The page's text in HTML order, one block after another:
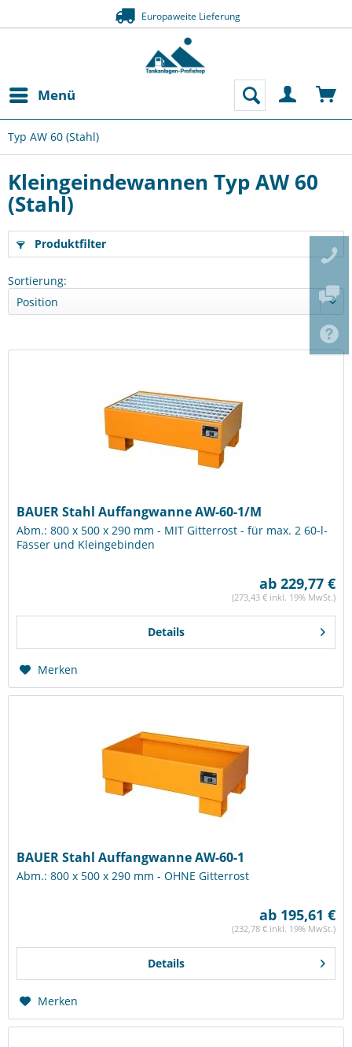
Europaweite Lieferung
Menü
Typ AW 60 (Stahl)
Kleingeindewannen Typ AW 60
(Stahl)
Produktfilter
Sortierung:
BAUER Stahl Auffangwanne AW-60-1/M
Abm.: 800 x 500 x 290 mm - MIT Gitterrost - für max. 2 60-l-
Fässer und Kleingebinden
ab 229,77 €
(273,43 € inkl. 19% MwSt.)
Details
Merken
BAUER Stahl Auffangwanne AW-60-1
Abm.: 800 x 500 x 290 mm - OHNE Gitterrost
ab 195,61 €
(232,78 € inkl. 19% MwSt.)
Details
Merken